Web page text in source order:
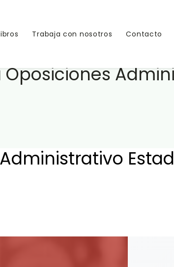
Trabaja con nosotros Contacto